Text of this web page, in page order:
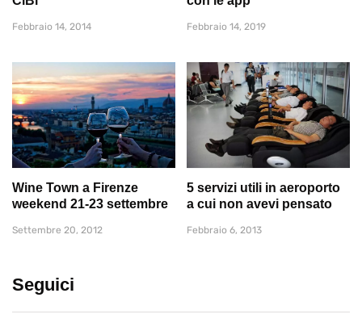
Febbraio 14, 2014 Febbraio 14, 2019
Wine Town a Firenze
weekend 21-23 settembre
Settembre 20, 2012
5 servizi utili in aeroporto
a cui non avevi pensato
Febbraio 6, 2013
Seguici